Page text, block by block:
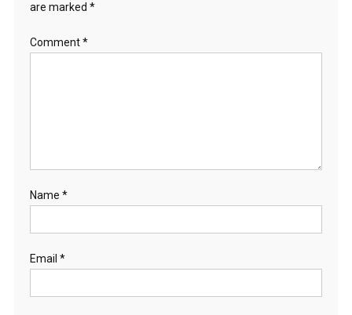
are marked *
Comment*
Name *
Email *